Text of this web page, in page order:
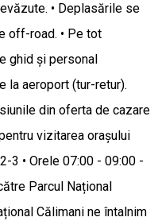
• Deplasările se
off-road. • Pe tot
ghid și personal
la aeroport (tur-retur).
din oferta de cazare
vizitarea orașului
3 • Orele 07:00 - 09:00 -
Parcul Național
Călimani ne întalnim